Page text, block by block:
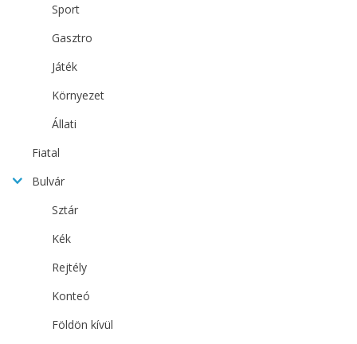
Sport
Gasztro
Játék
Környezet
Állati
Fiatal
Bulvár
Sztár
Kék
Rejtély
Konteó
Földön kívül